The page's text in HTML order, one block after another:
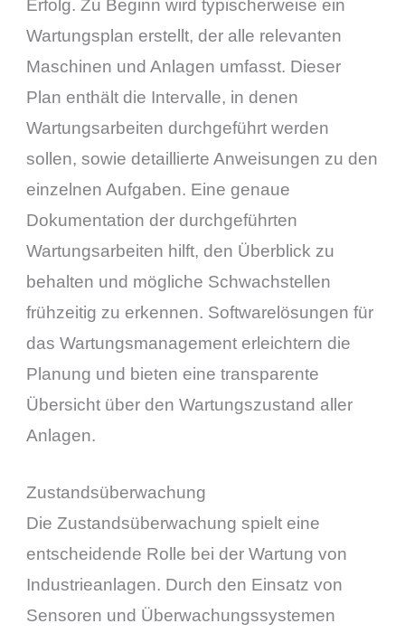
Erfolg. Zu Beginn wird typischerweise ein
Wartungsplan erstellt, der alle relevanten
Maschinen und Anlagen umfasst. Dieser
Plan enthält die Intervalle, in denen
Wartungsarbeiten durchgeführt werden
sollen, sowie detaillierte Anweisungen zu den
einzelnen Aufgaben. Eine genaue
Dokumentation der durchgeführten
Wartungsarbeiten hilft, den Überblick zu
behalten und mögliche Schwachstellen
frühzeitig zu erkennen. Softwarelösungen für
das Wartungsmanagement erleichtern die
Planung und bieten eine transparente
Übersicht über den Wartungszustand aller
Anlagen.
Zustandsüberwachung
Die Zustandsüberwachung spielt eine
entscheidende Rolle bei der Wartung von
Industrieanlagen. Durch den Einsatz von
Sensoren und Überwachungssystemen